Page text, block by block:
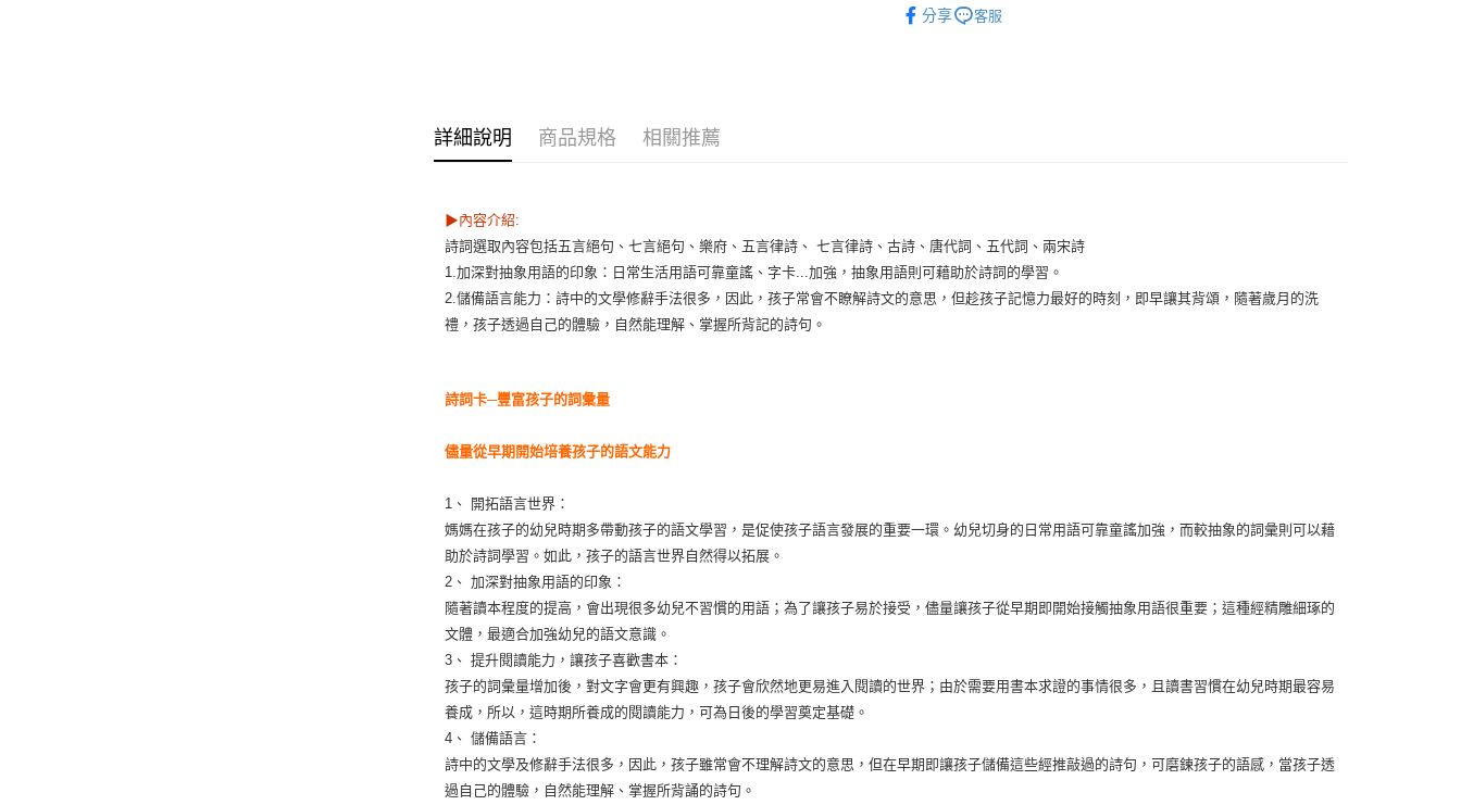
7-11取貨付款
分享 客服
詳細說明 商品規格 相關推薦
▶內容介紹:
詩詞選取內容包括五言絕句、七言絕句、樂府、五言律詩、 七言律詩、古詩、唐代詞、五代詞、兩宋詩
1.加深對抽象用語的印象：日常生活用語可靠童謠、字卡...加強，抽象用語則可藉助於詩詞的學習。
2.儲備語言能力：詩中的文學修辭手法很多，因此，孩子常會不瞭解詩文的意思，但趁孩子記憶力最好的時刻，即早讓其背頌，隨著歲月的洗
禮，孩子透過自己的體驗，自然能理解、掌握所背記的詩句。
詩詞卡─豐富孩子的詞彙量
儘量從早期開始培養孩子的語文能力
1、 開拓語言世界：
媽媽在孩子的幼兒時期多帶動孩子的語文學習，是促使孩子語言發展的重要一環。幼兒切身的日常用語可靠童謠加強，而較抽象的詞彙則可以藉
助於詩詞學習。如此，孩子的語言世界自然得以拓展。
2、 加深對抽象用語的印象：
隨著讀本程度的提高，會出現很多幼兒不習慣的用語；為了讓孩子易於接受，儘量讓孩子從早期即開始接觸抽象用語很重要；這種經精雕細琢的
文體，最適合加強幼兒的語文意識。
3、 提升閱讀能力，讓孩子喜歡書本：
孩子的詞彙量增加後，對文字會更有興趣，孩子會欣然地更易進入閱讀的世界；由於需要用書本求證的事情很多，且讀書習慣在幼兒時期最容易
養成，所以，這時期所養成的閱讀能力，可為日後的學習奠定基礎。
4、 儲備語言：
詩中的文學及修辭手法很多，因此，孩子雖常會不理解詩文的意思，但在早期即讓孩子儲備這些經推敲過的詩句，可磨鍊孩子的語感，當孩子透
過自己的體驗，自然能理解、掌握所背誦的詩句。